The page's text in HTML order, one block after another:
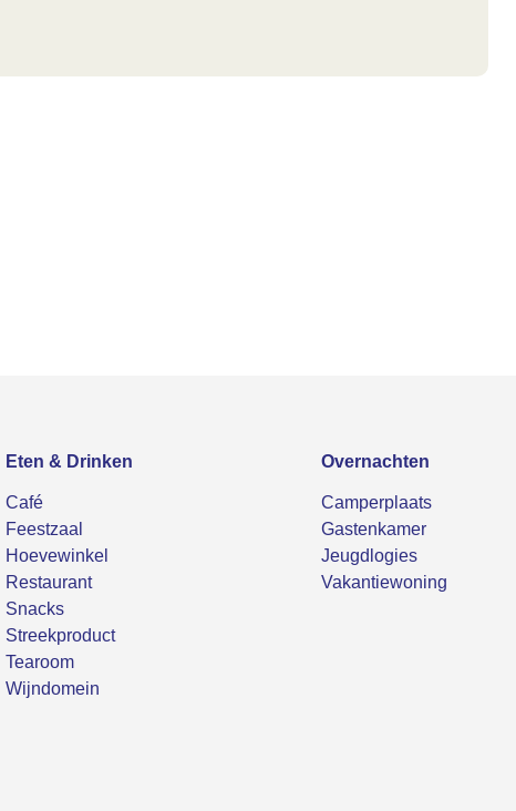
Eten & Drinken
Café
Feestzaal
Hoevewinkel
Restaurant
Snacks
Streekproduct
Tearoom
Wijndomein
Overnachten
Camperplaats
Gastenkamer
Jeugdlogies
Vakantiewoning